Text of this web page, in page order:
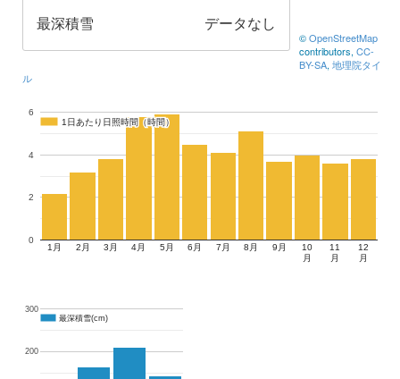
最深積雪
データなし
©OpenStreetMap
contributors, CC-
BY-SA, 地理院タイ
ル
1月 2月 3月 4月 5月 6月 7月 8月 9月
10
月
11
月
12
月
0
2
4
6
1日あたり日照時間（時間）
1日あたり日照時間（時間）
200
300
最深積雪(cm)
最深積雪(cm)